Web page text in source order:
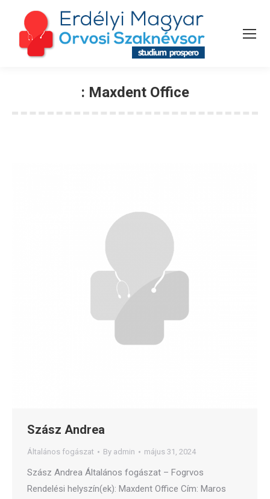
: Maxdent Office
Szász Andrea
Általános fogászat By admin május 31, 2024
Szász Andrea Általános fogászat – Fogrvos
Rendelési helyszín(ek): Maxdent Office Cím: Maros